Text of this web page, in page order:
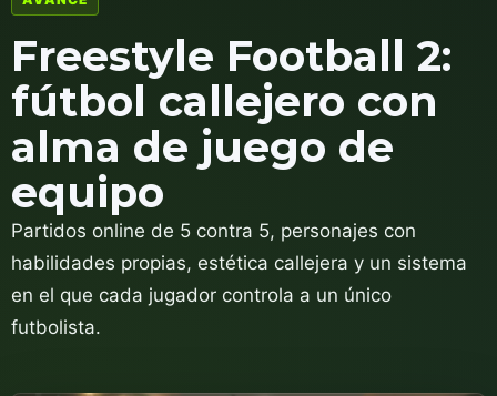
Freestyle Football 2:
fútbol callejero con
alma de juego de
equipo
Partidos online de 5 contra 5, personajes con
habilidades propias, estética callejera y un sistema
en el que cada jugador controla a un único
futbolista.